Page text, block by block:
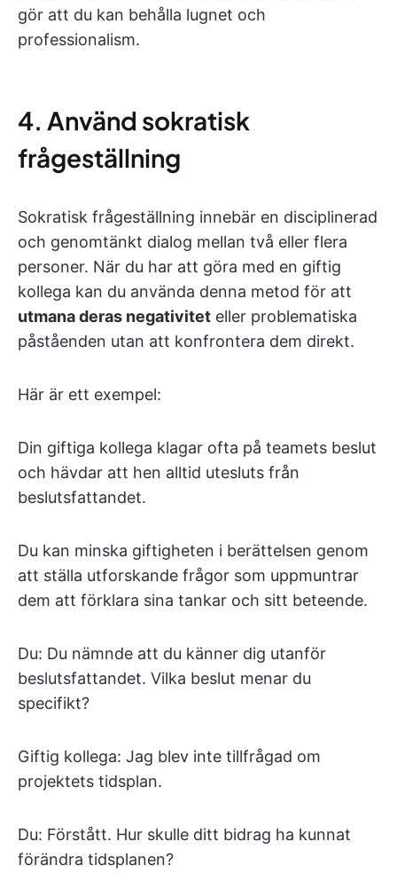
gör att du kan behålla lugnet och
professionalism.
4. Använd sokratisk
frågeställning
Sokratisk frågeställning innebär en disciplinerad
och genomtänkt dialog mellan två eller flera
personer. När du har att göra med en giftig
kollega kan du använda denna metod för att
utmana deras negativitet eller problematiska
påståenden utan att konfrontera dem direkt.
Här är ett exempel:
Din giftiga kollega klagar ofta på teamets beslut
och hävdar att hen alltid utesluts från
beslutsfattandet.
Du kan minska giftigheten i berättelsen genom
att ställa utforskande frågor som uppmuntrar
dem att förklara sina tankar och sitt beteende.
Du: Du nämnde att du känner dig utanför
beslutsfattandet. Vilka beslut menar du
specifikt?
Giftig kollega: Jag blev inte tillfrågad om
projektets tidsplan.
Du: Förstått. Hur skulle ditt bidrag ha kunnat
förändra tidsplanen?